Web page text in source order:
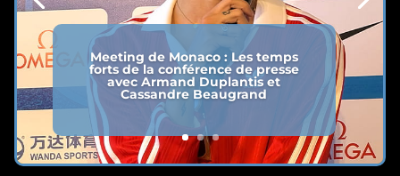
Meeting de Monaco : Les temps
forts de la conférence de presse
avec Armand Duplantis et
Cassandre Beaugrand